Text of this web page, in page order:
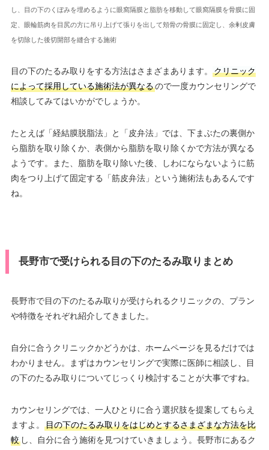
し、目の下のくぼみを埋めるように眼窩隔膜と脂肪を移動して眼窩隔膜を骨膜に固
定、眼輪筋肉を目尻の方に吊り上げて張りを出して頬骨の骨膜に固定し、余剰皮膚
を切除した後切開部を縫合する施術
目の下のたるみ取りをする方法はさまざまあります。
クリニック
によって採用している施術法が異なるので一度カウンセリングで
相談してみてはいかがでしょうか。
たとえば「経結膜脱脂法」と「皮弁法」では、下まぶたの裏側か
ら脂肪を取り除くか、表側から脂肪を取り除くかで方法が異なる
ようです。また、脂肪を取り除いた後、しわにならないように筋
肉をつり上げて固定する「筋皮弁法」という施術法もあるんです
ね。
長野市で受けられる目の下のたるみ取りまとめ
長野市で目の下のたるみ取りが受けられるクリニックの、プラン
や特徴をそれぞれ紹介してきました。
自分に合うクリニックかどうかは、ホームページを見るだけでは
わかりません。まずはカウンセリングで実際に医師に相談し、目
の下のたるみ取りについてじっくり検討することが大事ですね。
カウンセリングでは、一人ひとりに合う選択肢を提案してもらえ
ますよ。
目の下のたるみ取りをはじめとするさまざまな方法を比
較し、自分に合う施術を見つけていきましょう。長野市にあるク